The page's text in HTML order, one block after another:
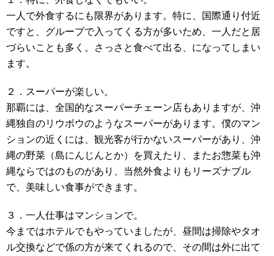
一人で外食するにも限界があります。特に、国際通り付近
ですと、グループで入ってくる方が多いため、一人だと居
づらいことも多く。さっさと食べて出る、になってしまい
ます。
２．スーパーが楽しい。
那覇には、全国的なスーパーチェーン店もありますが、沖
縄独自のリウボウのようなスーパーがあります。僕のマン
ションの近くには、観光客が行かないスーパーがあり、沖
縄の野菜（島にんじんとか）を買えたり、またお惣菜も沖
縄ならではのものがあり、当然外食よりもリーズナブル
で、美味しい食事ができます。
３．一人仕事はマンションで。
今まではホテルでもやっていましたが、昼間は掃除やタオ
ル交換などで係の方が来てくれるので、その間は外に出て